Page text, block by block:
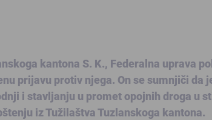
kantona S. K., Federalna uprava
prijavu protiv njega. On se sumnjiči da
i stavljanju u promet opojnih droga u
iz Tužilaštva Tuzlanskoga kantona.